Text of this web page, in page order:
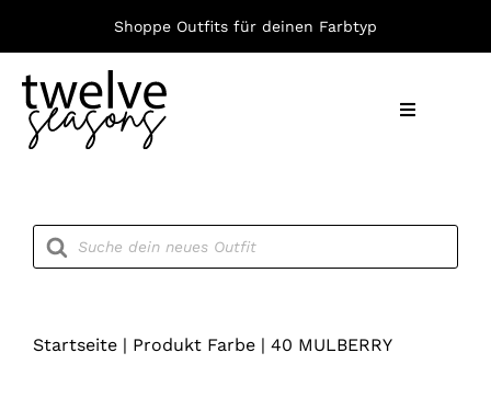
springen
Shoppe Outfits für deinen Farbtyp
Toggle
Products
search
Startseite| Produkt Farbe| 40 MULBERRY